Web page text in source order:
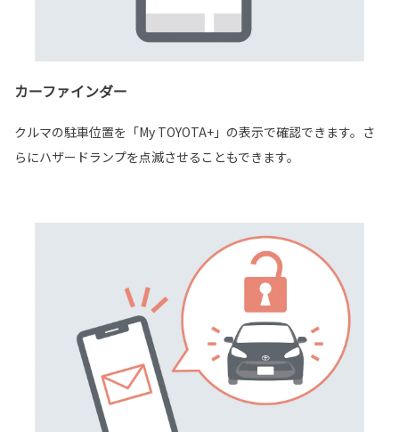
カーファインダー
クルマの駐車位置を「My TOYOTA+」の表示で確認できます。さ
らにハザードランプを点滅させることもできます。